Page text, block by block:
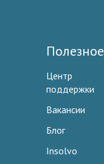
Полезное
Центр
поддержки
Вакансии
Блог
Insolvo